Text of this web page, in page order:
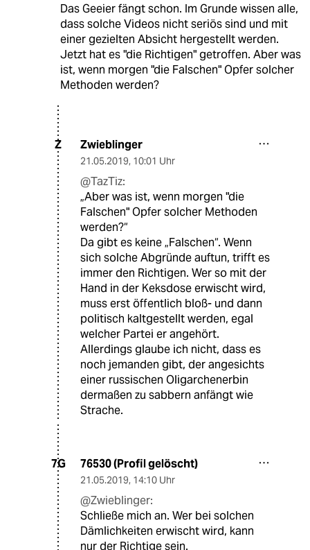
Das Geeier fängt schon. Im Grunde wissen alle,
dass solche Videos nicht seriös sind und mit
einer gezielten Absicht hergestellt werden.
Jetzt hat es "die Richtigen" getroffen. Aber was
ist, wenn morgen "die Falschen" Opfer solcher
Methoden werden?
Z Zwieblinger
21.05.2019, 10:01 Uhr
@TazTiz:
„Aber was ist, wenn morgen "die
Falschen" Opfer solcher Methoden
werden?“
Da gibt es keine „Falschen“. Wenn
sich solche Abgründe auftun, trifft es
immer den Richtigen. Wer so mit der
Hand in der Keksdose erwischt wird,
muss erst öffentlich bloß- und dann
politisch kaltgestellt werden, egal
welcher Partei er angehört.
Allerdings glaube ich nicht, dass es
noch jemanden gibt, der angesichts
einer russischen Oligarchenerbin
dermaßen zu sabbern anfängt wie
Strache.
7G 76530 (Profil gelöscht)
21.05.2019, 14:10 Uhr
@Zwieblinger:
Schließe mich an. Wer bei solchen
Dämlichkeiten erwischt wird, kann
nur der Richtige sein.